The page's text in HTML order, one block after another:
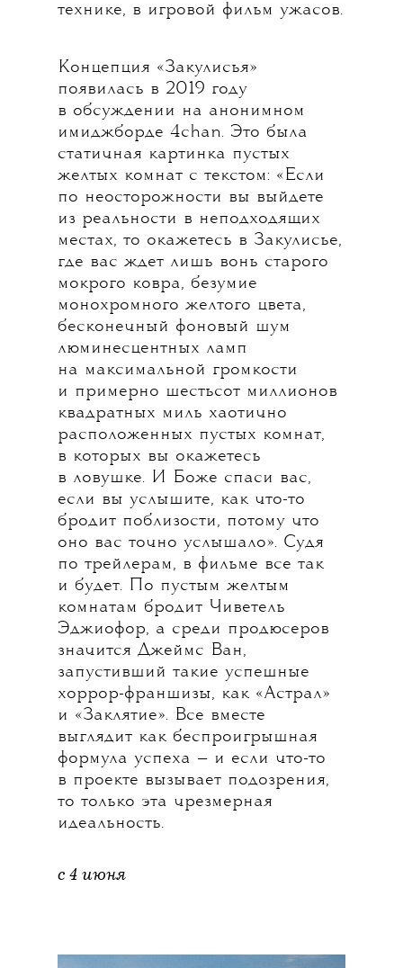
технике, в игровой фильм ужасов.
Концепция «Закулисья»
появилась в 2019 году
в обсуждении на анонимном
имиджборде 4chan. Это была
статичная картинка пустых
желтых комнат с текстом: «Если
по неосторожности вы выйдете
из реальности в неподходящих
местах, то окажетесь в Закулисье,
где вас ждет лишь вонь старого
мокрого ковра, безумие
монохромного желтого цвета,
бесконечный фоновый шум
люминесцентных ламп
на максимальной громкости
и примерно шестьсот миллионов
квадратных миль хаотично
расположенных пустых комнат,
в которых вы окажетесь
в ловушке. И Боже спаси вас,
если вы услышите, как что-то
бродит поблизости, потому что
оно вас точно услышало». Судя
по трейлерам, в фильме все так
и будет. По пустым желтым
комнатам бродит Чиветель
Эджиофор, а среди продюсеров
значится Джеймс Ван,
запустивший такие успешные
хоррор-франшизы, как «Астрал»
и «Заклятие». Все вместе
выглядит как беспроигрышная
формула успеха — и если что-то
в проекте вызывает подозрения,
то только эта чрезмерная
идеальность.
с 4 июня